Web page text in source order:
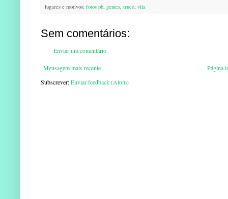
lugares e motivos: fotos pb, gentes, truco, vila
Sem comentários:
Enviar um comentário
Mensagem mais recente
Página
Subscrever:Enviar feedback (Atom)